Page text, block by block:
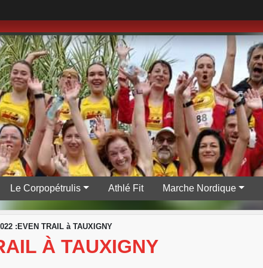
Le Corpopétrulis Athlé Fit Marche Nordique
:EVEN TRAIL à TAUXIGNY
À TAUXIGNY